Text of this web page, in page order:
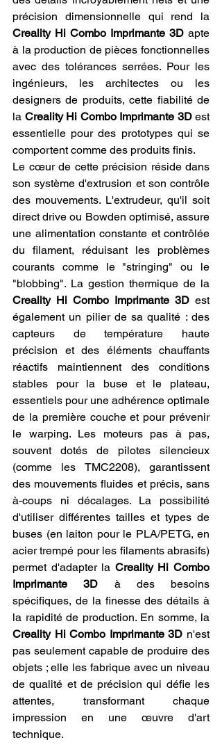
Creality Hi Combo Imprimante 3D apte
à la production de pièces fonctionnelles
avec des tolérances serrées. Pour les
ingénieurs, les architectes ou les
designers de produits, cette fiabilité de
la Creality Hi Combo Imprimante 3D est
essentielle pour des prototypes qui se
comportent comme des produits finis.
Le cœur de cette précision réside dans
son système d'extrusion et son contrôle
des mouvements. L'extrudeur, qu'il soit
direct drive ou Bowden optimisé, assure
une alimentation constante et contrôlée
du filament, réduisant les problèmes
courants comme le "stringing" ou le
Creality Hi Combo Imprimante 3D est
également un pilier de sa qualité : des
capteurs de température haute
précision et des éléments chauffants
réactifs maintiennent des conditions
stables pour la buse et le plateau,
essentiels pour une adhérence optimale
de la première couche et pour prévenir
le warping. Les moteurs pas à pas,
souvent dotés de pilotes silencieux
(comme les TMC2208), garantissent
des mouvements fluides et précis, sans
à-coups ni décalages. La possibilité
d'utiliser différentes tailles et types de
buses (en laiton pour le PLA/PETG, en
acier trempé pour les filaments abrasifs)
permet d'adapter la Creality Hi Combo
Imprimante 3D à des besoins
spécifiques, de la finesse des détails à
Creality Hi Combo Imprimante 3D n'est
pas seulement capable de produire des
objets ; elle les fabrique avec un niveau
de qualité et de précision qui défie les
attentes, transformant chaque
impression en une œuvre d'art
technique.